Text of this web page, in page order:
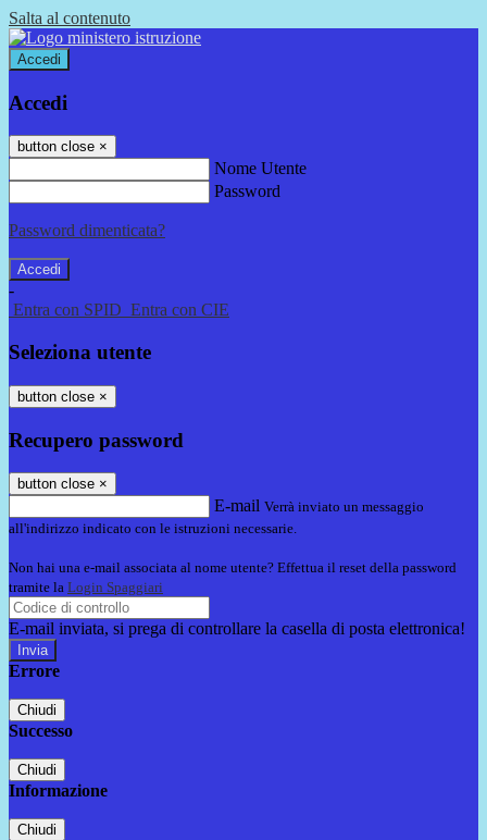
Salta al contenuto
Accedi
Accedi
button close ×
Nome Utente
Password
Password dimenticata?
-
Entra con SPID Entra con CIE
Seleziona utente
button close ×
Recupero password
button close ×
E-mail Verrà inviato un messaggio
all'indirizzo indicato con le istruzioni necessarie.
Non hai una e-mail associata al nome utente? Effettua il reset della password
tramite la Login Spaggiari
E-mail inviata, si prega di controllare la casella di posta elettronica!
Errore
Chiudi
Successo
Chiudi
Informazione
Chiudi